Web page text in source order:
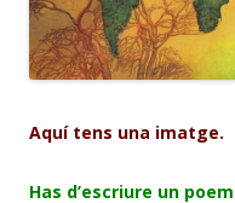
Aquí tens una imatge.
Has d’escriure un